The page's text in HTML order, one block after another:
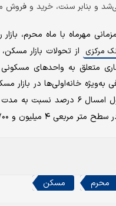
و بنابر سنت، خرید و
مهرماه با ماه محرم،
مرکزی
از تحولات بازار
به‌ویژه خانه‌اولی‌ها در بازار
و ۷۰۰ هزار تومان ثابت ماند.
محرم مسکن